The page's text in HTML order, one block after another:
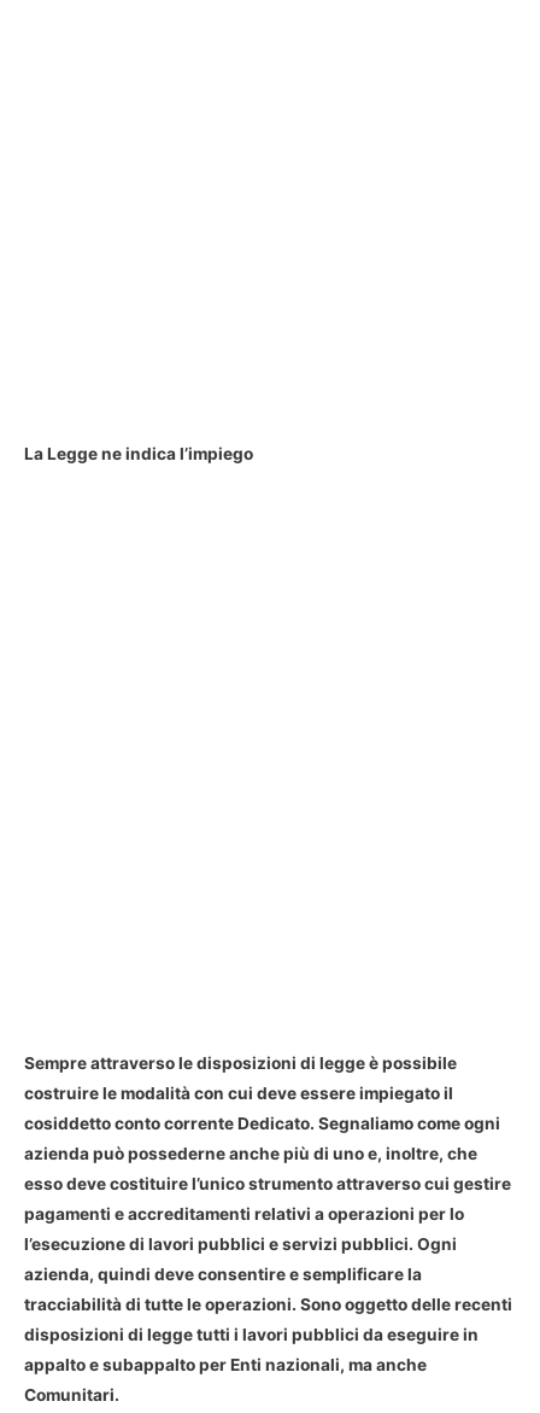
La Legge ne indica l’impiego
Sempre attraverso le disposizioni di legge è possibile
costruire le modalità con cui deve essere impiegato il
cosiddetto conto corrente Dedicato. Segnaliamo come ogni
azienda può possederne anche più di uno e, inoltre, che
esso deve costituire l’unico strumento attraverso cui gestire
pagamenti e accreditamenti relativi a operazioni per lo
l’esecuzione di lavori pubblici e servizi pubblici. Ogni
azienda, quindi deve consentire e semplificare la
tracciabilità di tutte le operazioni. Sono oggetto delle recenti
disposizioni di legge tutti i lavori pubblici da eseguire in
appalto e subappalto per Enti nazionali, ma anche
Comunitari.